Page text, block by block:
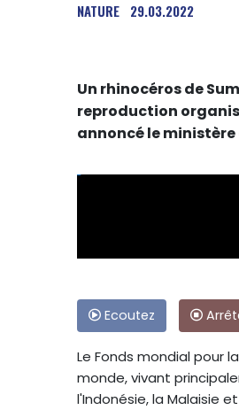
NATURE 29.03.2022
Un rhinocéros de
reproduction
annoncé le
Ecoutez
Le Fonds mondial pour
monde, vivant
l'Indonésie, la Malaisie